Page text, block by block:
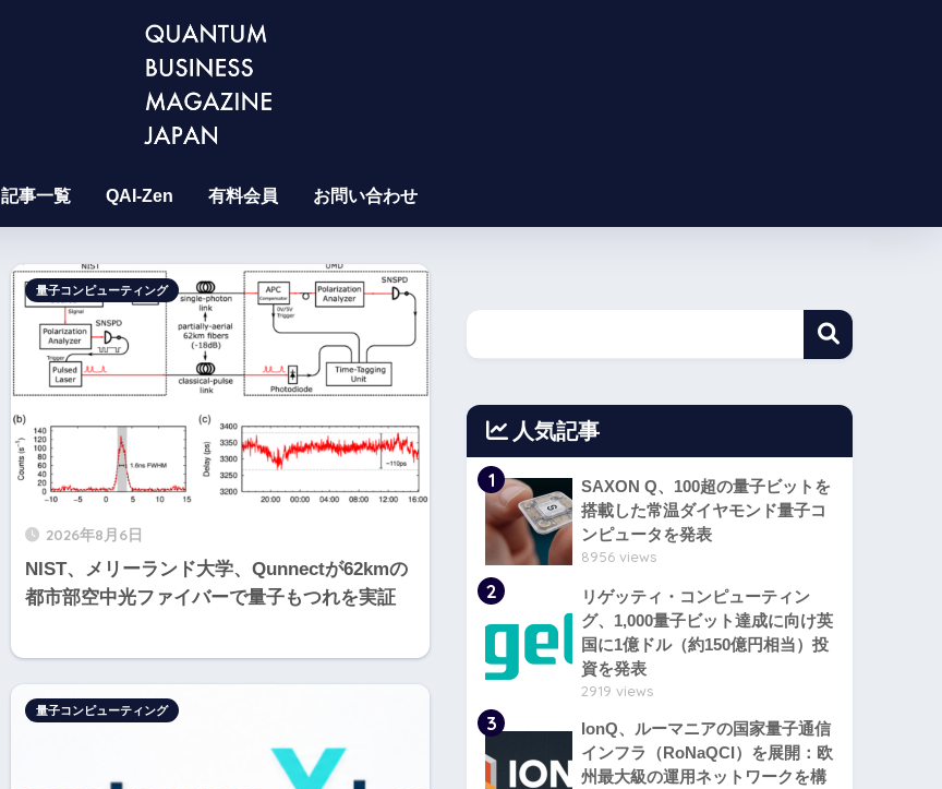
記事一覧 QAI-Zen 有料会員 お問い合わせ
2026年8月6日
NIST、メリーランド大学、Qunnectが62kmの
都市部空中光ファイバーで量子もつれを実証
量子コンピューティング
量子コンピューティング
人気記事
1
SAXON Q、100超の量子ビットを
搭載した常温ダイヤモンド量子コ
ンピュータを発表
8956 views
2
リゲッティ・コンピューティン
グ、1,000量子ビット達成に向け英
国に1億ドル（約150億円相当）投
資を発表
2919 views
3
IonQ、ルーマニアの国家量子通信
インフラ（RoNaQCI）を展開：欧
州最大級の運用ネットワークを構